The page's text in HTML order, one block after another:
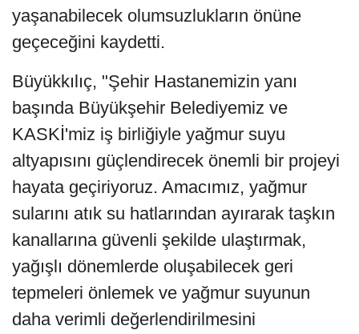
yaşanabilecek olumsuzlukların önüne
geçeceğini kaydetti.
Büyükkılıç, "Şehir Hastanemizin yanı
başında Büyükşehir Belediyemiz ve
KASKİ'miz iş birliğiyle yağmur suyu
altyapısını güçlendirecek önemli bir projeyi
hayata geçiriyoruz. Amacımız, yağmur
sularını atık su hatlarından ayırarak taşkın
kanallarına güvenli şekilde ulaştırmak,
yağışlı dönemlerde oluşabilecek geri
tepmeleri önlemek ve yağmur suyunun
daha verimli değerlendirilmesini